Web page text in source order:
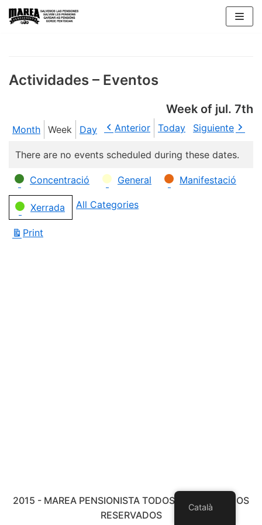
Skip
Actividades – Eventos
Week of jul. 7th
Month Week Day Anterior Today Siguiente
There are no events scheduled during these dates.
Categories
Concentració General Manifestació
Xerrada All Categories
Print
2015 - MAREA PENSIONISTA TODOS LOS DERECHOS
RESERVADOS
Català